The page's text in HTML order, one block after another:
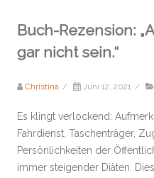
Buch-Rezension:
gar nicht sein.“
Christina / Juni 12, 2021 /
Es klingt verlockend:
Fahrdienst, Taschenträger,
Persönlichkeiten der
immer steigender Diäten.